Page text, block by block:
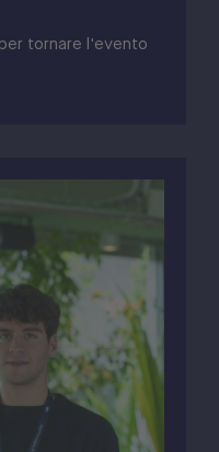
tornare l'evento